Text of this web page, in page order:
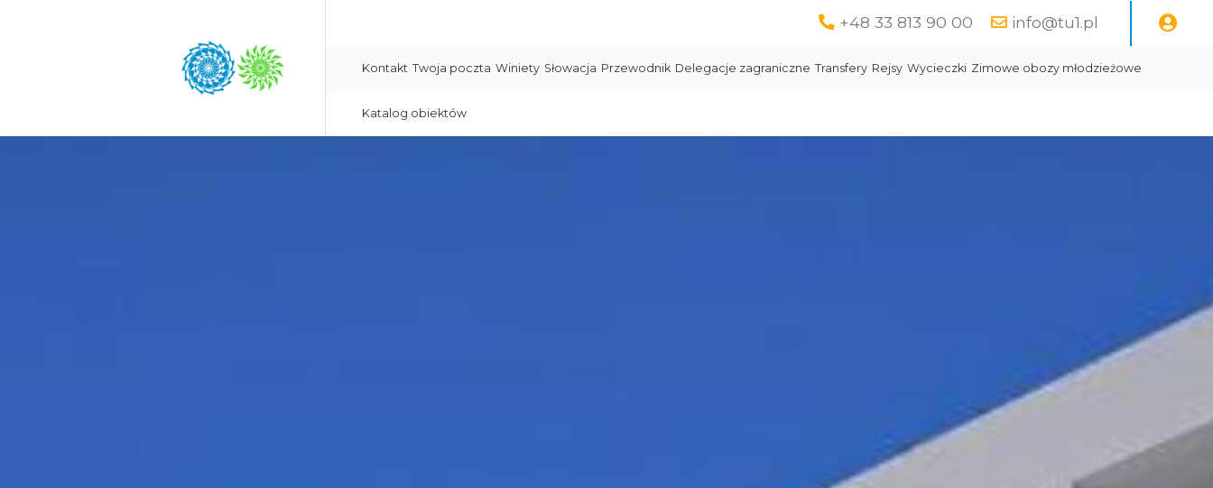
+48 33 813 90 00 info@tu1.pl
Kontakt Twoja poczta Winiety Słowacja Przewodnik Delegacje zagraniczne Transfery Rejsy Wycieczki Zimowe obozy młodzieżowe
Katalog obiektów